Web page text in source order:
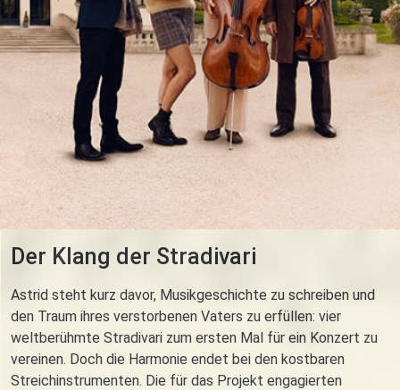
Der Klang der Stradivari
Astrid steht kurz davor, Musikgeschichte zu schreiben und
den Traum ihres verstorbenen Vaters zu erfüllen: vier
weltberühmte Stradivari zum ersten Mal für ein Konzert zu
vereinen. Doch die Harmonie endet bei den kostbaren
Streichinstrumenten. Die für das Projekt engagierten